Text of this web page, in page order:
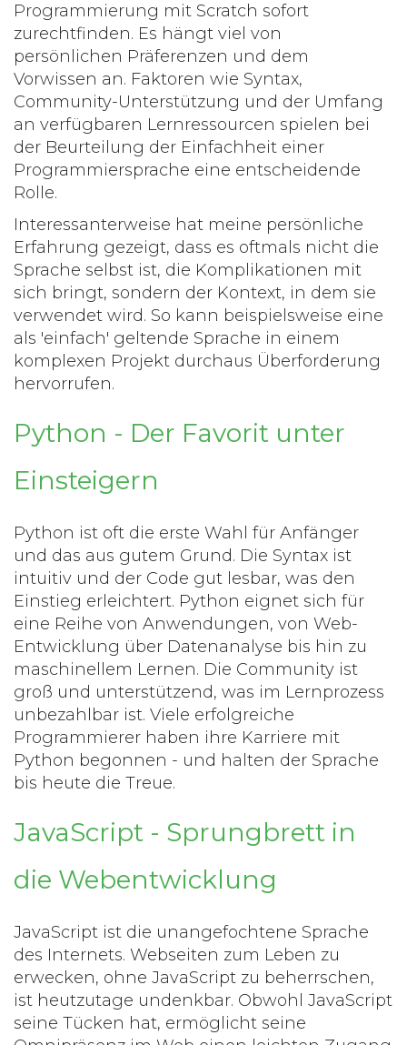
Programmierung mit Scratch sofort
zurechtfinden. Es hängt viel von
persönlichen Präferenzen und dem
Vorwissen an. Faktoren wie Syntax,
Community-Unterstützung und der Umfang
an verfügbaren Lernressourcen spielen bei
der Beurteilung der Einfachheit einer
Programmiersprache eine entscheidende
Rolle.
Interessanterweise hat meine persönliche
Erfahrung gezeigt, dass es oftmals nicht die
Sprache selbst ist, die Komplikationen mit
sich bringt, sondern der Kontext, in dem sie
verwendet wird. So kann beispielsweise eine
als 'einfach' geltende Sprache in einem
komplexen Projekt durchaus Überforderung
hervorrufen.
Python - Der Favorit unter
Einsteigern
Python ist oft die erste Wahl für Anfänger
und das aus gutem Grund. Die Syntax ist
intuitiv und der Code gut lesbar, was den
Einstieg erleichtert. Python eignet sich für
eine Reihe von Anwendungen, von Web-
Entwicklung über Datenanalyse bis hin zu
maschinellem Lernen. Die Community ist
groß und unterstützend, was im Lernprozess
unbezahlbar ist. Viele erfolgreiche
Programmierer haben ihre Karriere mit
Python begonnen - und halten der Sprache
bis heute die Treue.
JavaScript - Sprungbrett in
die Webentwicklung
JavaScript ist die unangefochtene Sprache
des Internets. Webseiten zum Leben zu
erwecken, ohne JavaScript zu beherrschen,
ist heutzutage undenkbar. Obwohl JavaScript
seine Tücken hat, ermöglicht seine